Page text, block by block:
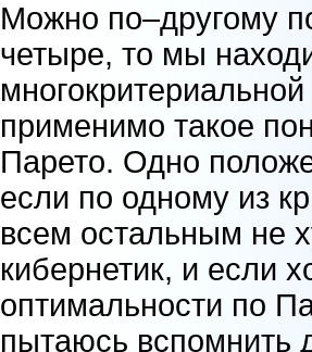
Можно по–другому
четыре, то мы
применимо такое
Парето. Одно
если по одному из
всем остальным не
кибернетик, и если
оптимальности по
пытаюсь вспомнить